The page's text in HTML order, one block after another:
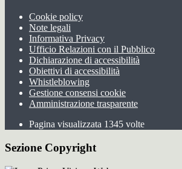
Cookie policy
Note legali
Informativa Privacy
Ufficio Relazioni con il Pubblico
Dichiarazione di accessibilità
Obiettivi di accessibilità
Whistleblowing
Gestione consensi cookie
Amministrazione trasparente
Pagina visualizzata 1345 volte
Sezione Copyright